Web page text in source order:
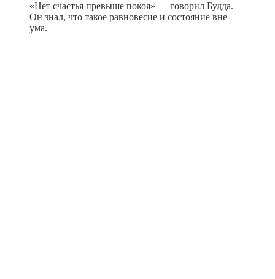
«Нет счастья превыше покоя» — говорил Будда.
Он знал, что такое равновесие и состояние вне
ума.